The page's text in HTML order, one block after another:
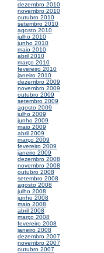
dezembro 2010
novembro 2010
outubro 2010
setembro 2010
agosto 2010
julho 2010
junho 2010
maio 2010
abril 2010
março 2010
fevereiro 2010
janeiro 2010
dezembro 2009
novembro 2009
outubro 2009
setembro 2009
agosto 2009
julho 2009
junho 2009
maio 2009
abril 2009
março 2009
fevereiro 2009
janeiro 2009
dezembro 2008
novembro 2008
outubro 2008
setembro 2008
agosto 2008
julho 2008
junho 2008
maio 2008
abril 2008
março 2008
fevereiro 2008
janeiro 2008
dezembro 2007
novembro 2007
outubro 2007